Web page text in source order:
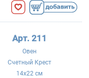
Арт. 211
Овен
Счетный Крест
14x22 см